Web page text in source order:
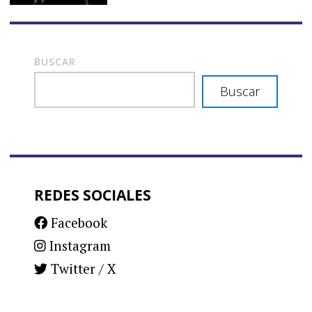
BUSCAR
Buscar
REDES SOCIALES
Facebook
Instagram
Twitter / X